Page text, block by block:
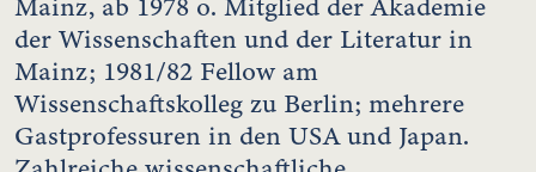
der Wissenschaften und der Literatur in
Mainz; 1981/82 Fellow am
Wissenschaftskolleg zu Berlin; mehrere
Gastprofessuren in den USA und Japan.